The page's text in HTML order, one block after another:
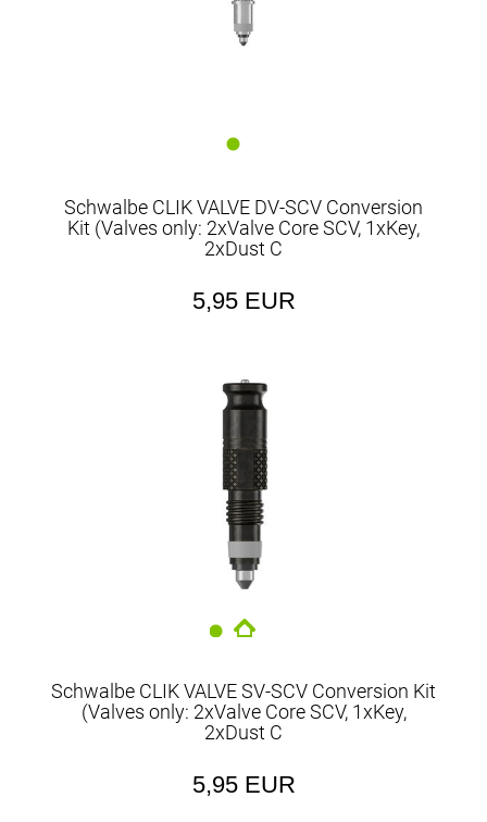
Schwalbe CLIK VALVE DV-SCV Conversion
Kit (Valves only: 2xValve Core SCV, 1xKey,
2xDust C
5,95 EUR
Schwalbe CLIK VALVE SV-SCV Conversion Kit
(Valves only: 2xValve Core SCV, 1xKey,
2xDust C
5,95 EUR